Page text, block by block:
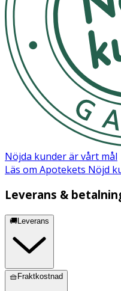
Lämna inte nappen i
värmekälla.
OK för gravida och
Ja
Ingredienser:
Sköld/Knopp: Polypropen
Nöjda kunder är vårt mål
Läs om Apotekets Nöjd
Leverans &
🚚Leverans
🧺Fraktkostnad